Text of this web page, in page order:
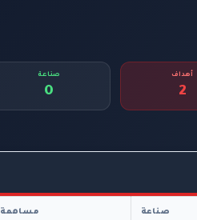
أهداف
2
صناعة
0
صناعة مساهمة